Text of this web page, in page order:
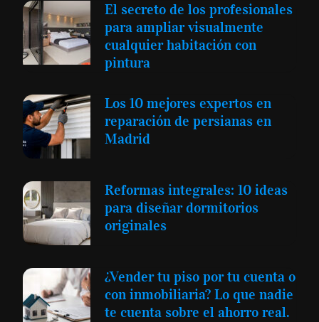
El secreto de los profesionales
para ampliar visualmente
cualquier habitación con
pintura
Los 10 mejores expertos en
reparación de persianas en
Madrid
Reformas integrales: 10 ideas
para diseñar dormitorios
originales
¿Vender tu piso por tu cuenta o
con inmobiliaria? Lo que nadie
te cuenta sobre el ahorro real.